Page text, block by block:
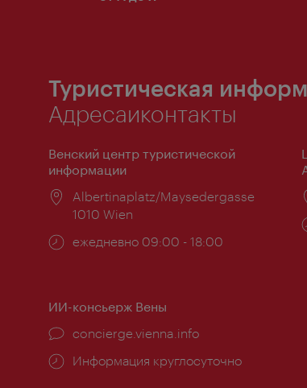
Туристическая
Адресаиконтакты
Венский центр туристической
информации
Расположение:
Albertinaplatz/Maysedergasse
1010 Wien
Часы
ежедневно 09:00 - 18:00
ИИ-консьерж Вены
concierge.vienna.info
Информация круглосуточно